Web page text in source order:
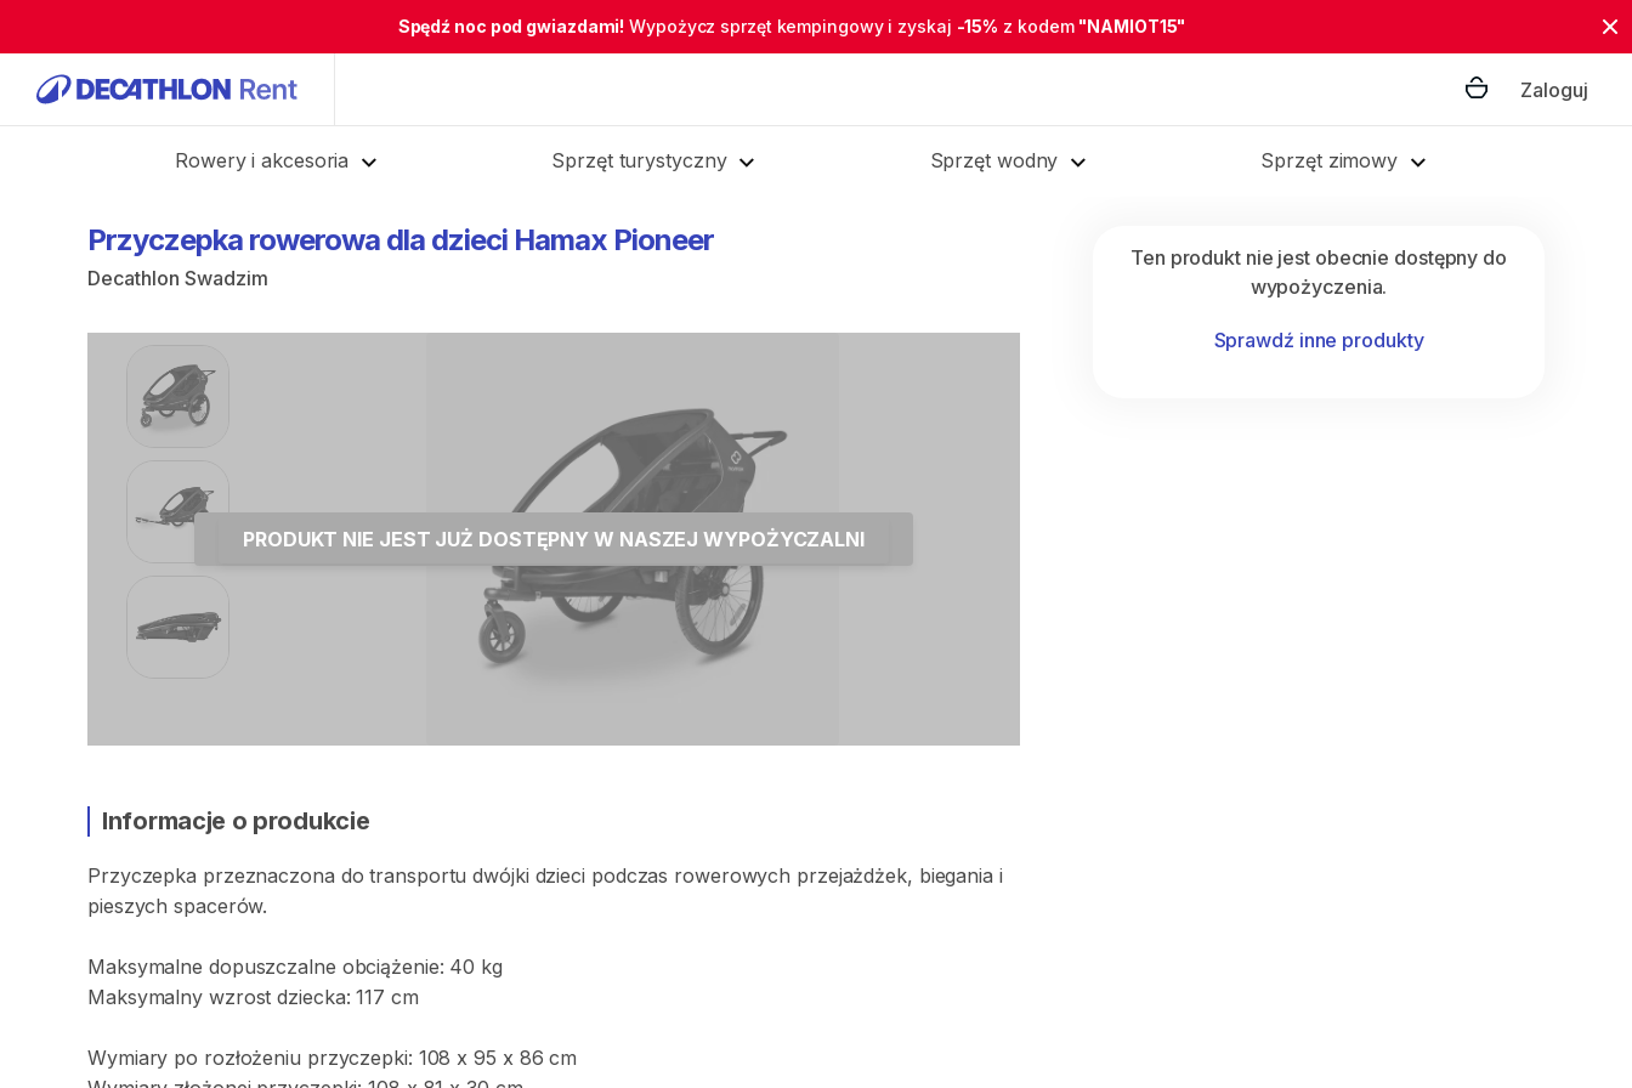
Spędź noc pod gwiazdami! Wypożycz sprzęt kempingowy i zyskaj -15% z kodem "NAMIOT15"
Zaloguj
Rowery i akcesoria Sprzęt turystyczny Sprzęt wodny Sprzęt zimowy
Przyczepka rowerowa dla dzieci Hamax Pioneer
Decathlon Swadzim
PRODUKT NIE JEST JUŻ DOSTĘPNY W NASZEJ WYPOŻYCZALNI
Informacje o produkcie
Przyczepka przeznaczona do transportu dwójki dzieci podczas rowerowych przejażdżek​​,​ biegania i
pieszych spacerów.
Maksymalne dopuszczalne obciążenie: 40 kg
Maksymalny wzrost dziecka: 117 cm
Wymiary po rozłożeniu przyczepki: 108 x 95 x 86 cm
Ten produkt nie jest obecnie dostępny do
wypożyczenia.
Sprawdź inne produkty